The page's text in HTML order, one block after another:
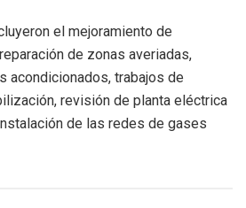
el mejoramiento de
de zonas averiadas,
acondicionados, trabajos de
revisión de planta eléctrica
de las redes de gases